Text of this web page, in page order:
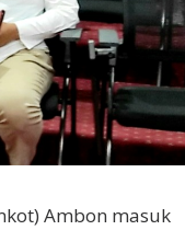
Ambon masuk